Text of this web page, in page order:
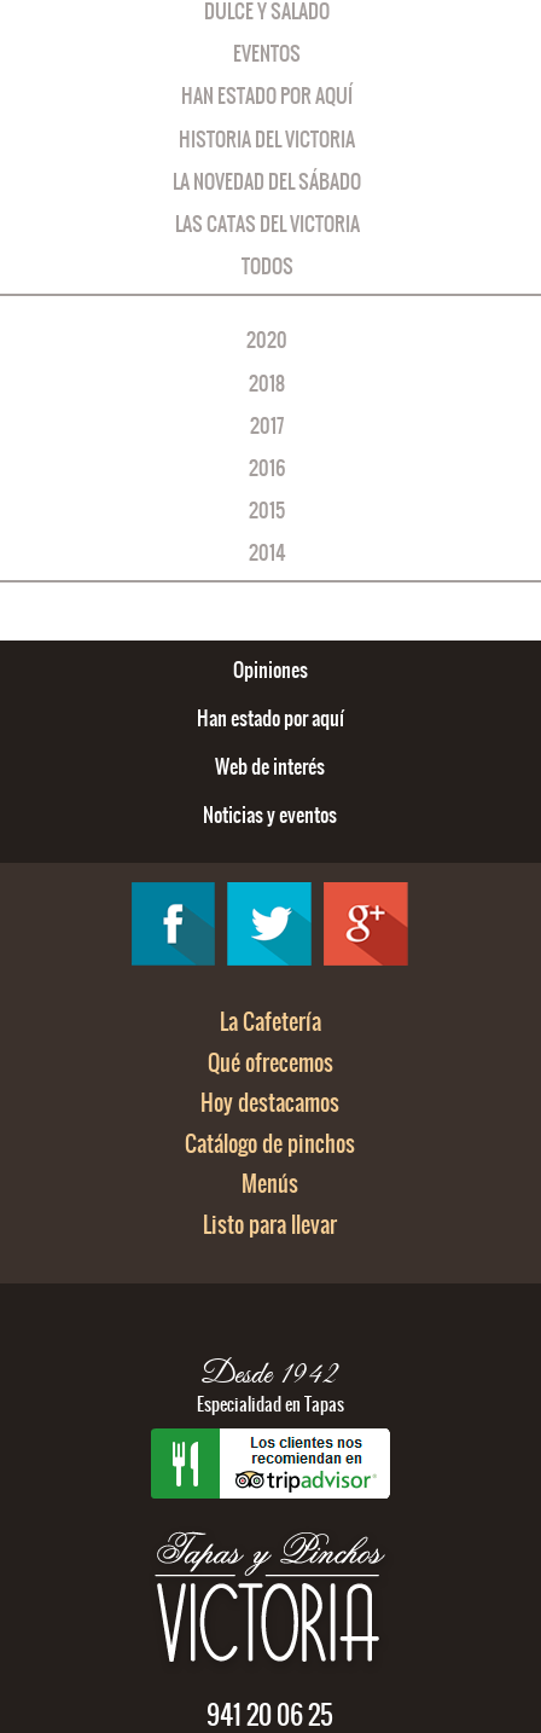
DULCE Y SALADO
EVENTOS
HAN ESTADO POR AQUÍ
HISTORIA DEL VICTORIA
LA NOVEDAD DEL SÁBADO
LAS CATAS DEL VICTORIA
TODOS
2020
2018
2017
2016
2015
2014
Opiniones
Han estado por aquí
Web de interés
Noticias y eventos
La Cafetería
Qué ofrecemos
Hoy destacamos
Catálogo de pinchos
Menús
Listo para llevar
Desde 1942
Especialidad en Tapas
941 20 06 25